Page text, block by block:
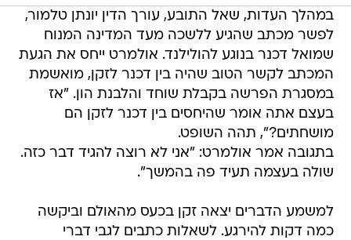
במהלך העדות, שאל התובע, עורך הדין יונתן טלמור,
לפשר מכתב שהגיע ללשכה מעד המדינה המנוח
שמואל דכנר בנוגע להולילנד. אולמרט ייחס את הגעת
המכתב לקשר הטוב שהיה בין דכנר לזקן, מואשמת
במסגרת הפרשה בקבלת שוחד והלבנת הון. "אז
בעצם אתה אומר שהיחסים בין דכנר לזקן הם
מושחתים?", תהה השופט.
בתגובה אמר אולמרט: "אני לא רוצה להגיד דבר כזה.
שולה בעצמה תעיד פה בהמשך".
למשמע הדברים יצאה זקן בכעס מהאולם וביקשה
כמה דקות להירגע. לשאלות כתבים לגבי דברי